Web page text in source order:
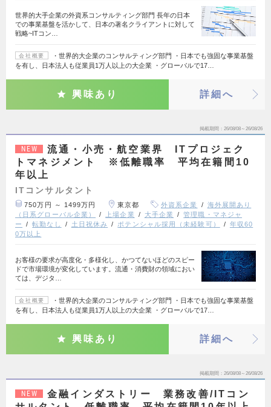
世界的大手企業の外資系コンサルティング部門 長年の日本
での事業基盤を活かして、日本の著名クライアントに対して
戦略~ITコン…
会社概要
・世界的大企業のコンサルティング部門 ・日本でも強固な事業基盤
を有し、日本法人も従業員1万人以上の大企業 ・グローバルで17…
興味あり 詳細へ
掲載期間 26/08/08～26/08/26
NEW
流通・小売・航空業界 ITプロジェク
トマネジメント ※低離職率 平均在籍間10
年以上
ITコンサルタント
750万円 ～ 1499万円 東京都 外資系企業
海外展開あり
（日系グローバル企業）
上場企業 大手企業
管理職・マネジャ
ー
転勤なし 土日祝休み ポテンシャル採用（未経験可）
年収60
0万以上
お客様の要求が高度化・多様化し、かつてないほどのスピー
ドで市場環境が変化しています。流通・消費財の領域におい
ては、デジタ…
会社概要
・世界的大企業のコンサルティング部門 ・日本でも強固な事業基盤
を有し、日本法人も従業員1万人以上の大企業 ・グローバルで17…
興味あり 詳細へ
掲載期間 26/08/08～26/08/26
NEW
金融インダストリー 業務改善/ITコン